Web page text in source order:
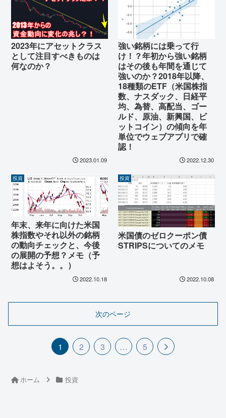
2023年にアセットクラス
として注目すべきものは
何なのか？
2023.01.09
強い銘柄には乗って行
け！？年初から強い銘柄
はその後も年間を通じて
強いのか？2018年以降、
18種類のETF（米国株指
数、ナスダック、日経平
均、為替、高配当、ゴー
ルド、原油、新興国、ビ
ットコイン）の傾向を年
単位でウェブアプリで確
認！
2022.12.30
投資
年末、来年に向けた米国
株指数やそれ以外の銘柄
の動向チェックと、今後
の展開の予想？メモ（予
想はよそう。。）
2022.10.18
投資
米国債のゼロクーポン債
STRIPSについてのメモ
2022.10.08
次のページ
1 2 3 … 5
ホーム 投資